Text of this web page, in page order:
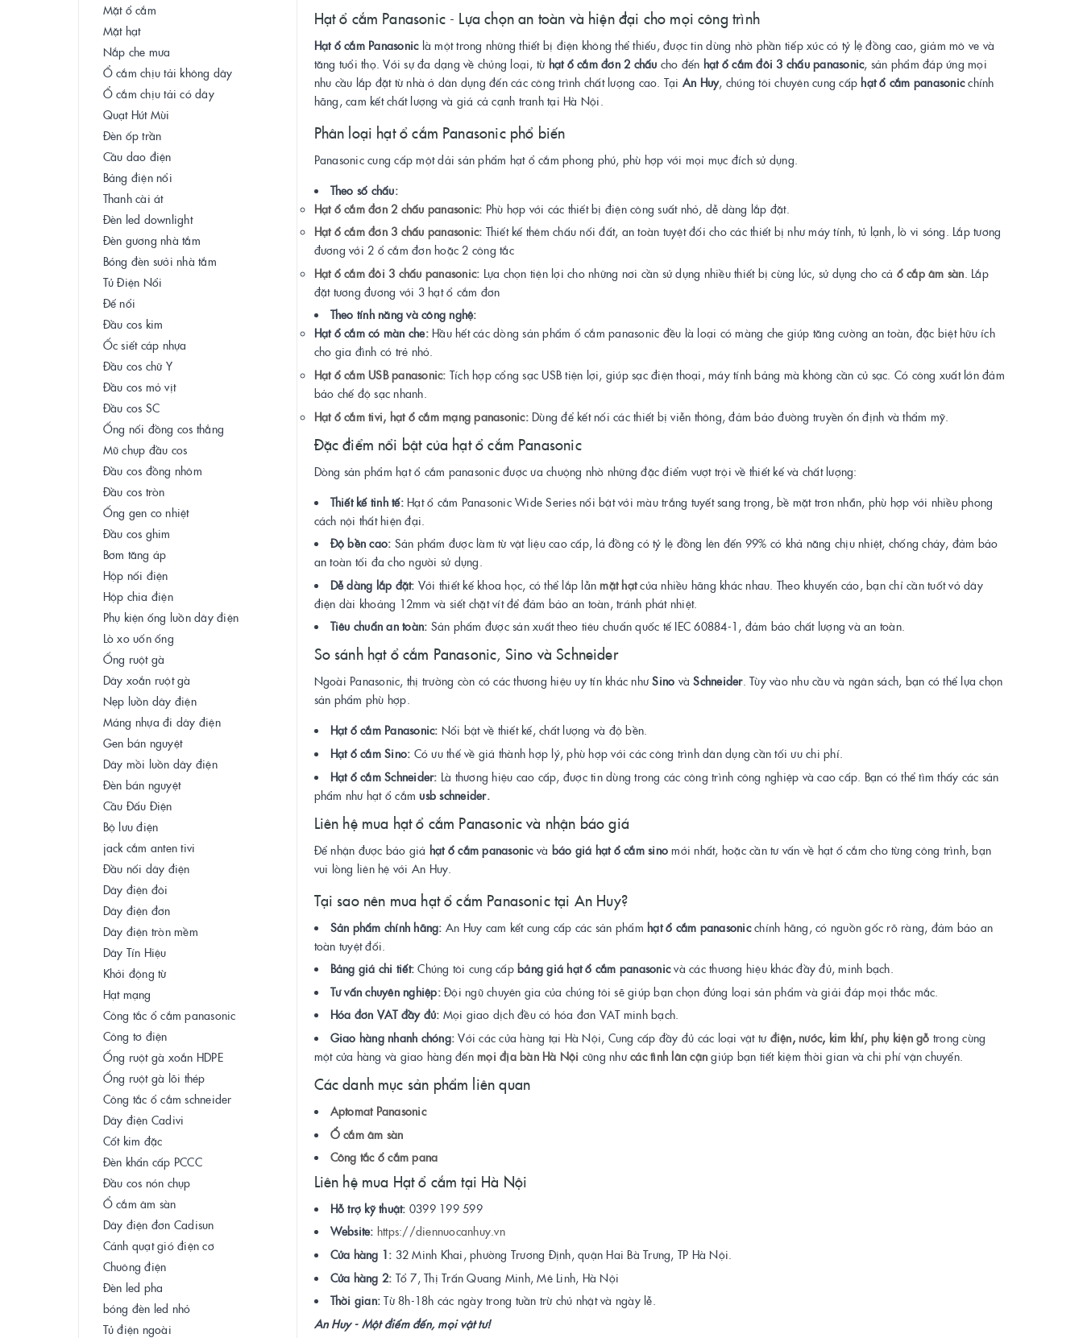
Hạt ổ cắm Panasonic - Lựa chọn an toàn và hiện đại cho mọi công trình
Hạt ổ cắm Panasoniclà một trong những thiết bị điện không thể thiếu, được tin dùng nhờ phần tiếp xúc có tỷ lệ đồng cao, giảm mô ve và
tăng tuổi thọ. Với sự đa dạng về chủng loại, từ hạt ổ cắm đơn 2 chấu cho đến hạt ổ cắm đôi 3 chấu panasonic, sản phẩm đáp ứng mọi
nhu cầu lắp đặt từ nhà ở dân dụng đến các công trình chất lượng cao. Tại An Huy, chúng tôi chuyên cung cấp hạt ổ cắm panasonicchính
hãng, cam kết chất lượng và giá cả cạnh tranh tại Hà Nội.
Phân loại hạt ổ cắm Panasonic phổ biến
Panasonic cung cấp một dải sản phẩm hạt ổ cắm phong phú, phù hợp với mọi mục đích sử dụng.
Theo số chấu:
Hạt ổ cắm đơn 2 chấu panasonic: Phù hợp với các thiết bị điện công suất nhỏ, dễ dàng lắp đặt.
Hạt ổ cắm đơn 3 chấu panasonic: Thiết kế thêm chấu nối đất, an toàn tuyệt đối cho các thiết bị như máy tính, tủ lạnh, lò vi sóng. Lắp tương
đương với 2 ổ cắm đơn hoặc 2 công tắc
Hạt ổ cắm đôi 3 chấu panasonic: Lựa chọn tiện lợi cho những nơi cần sử dụng nhiều thiết bị cùng lúc, sử dụng cho cả ổ cắp âm sàn . Lắp
đặt tương đương với 3 hạt ổ cắm đơn
Theo tính năng và công nghệ:
Hạt ổ cắm có màn che:Hầu hết các dòng sản phẩm ổ cắm panasonic đều là loại có màng che giúp tăng cường an toàn, đặc biệt hữu ích
cho gia đình có trẻ nhỏ.
Hạt ổ cắm USB panasonic: Tích hợp cổng sạc USB tiện lợi, giúp sạc điện thoại, máy tính bảng mà không cần củ sạc. Có công xuất lớn đảm
bảo chế độ sạc nhanh.
Hạt ổ cắm tivi, hạt ổ cắm mạng panasonic: Dùng để kết nối các thiết bị viễn thông, đảm bảo đường truyền ổn định và thẩm mỹ.
Đặc điểm nổi bật của hạt ổ cắm Panasonic
Dòng sản phẩm hạt ổ cắm panasonic được ưa chuộng nhờ những đặc điểm vượt trội về thiết kế và chất lượng:
Thiết kế tinh tế: Hạt ổ cắm Panasonic Wide Series nổi bật với màu trắng tuyết sang trọng, bề mặt trơn nhẵn, phù hợp với nhiều phong
cách nội thất hiện đại.
Độ bền cao: Sản phẩm được làm từ vật liệu cao cấp, lá đồng có tỷ lệ đồng lên đến 99% có khả năng chịu nhiệt, chống cháy, đảm bảo
an toàn tối đa cho người sử dụng.
Dễ dàng lắp đặt: Với thiết kế khoa học, có thể lắp lẫnmặt hạtcủa nhiều hãng khác nhau. Theo khuyến cáo, bạn chỉ cần tuốt vỏ dây
điện dài khoảng 12mm và siết chặt vít để đảm bảo an toàn, tránh phát nhiệt.
Tiêu chuẩn an toàn: Sản phẩm được sản xuất theo tiêu chuẩn quốc tế IEC 60884-1, đảm bảo chất lượng và an toàn.
So sánh hạt ổ cắm Panasonic, Sino và Schneider
Ngoài Panasonic, thị trường còn có các thương hiệu uy tín khác nhưSino và Schneider. Tùy vào nhu cầu và ngân sách, bạn có thể lựa chọn
sản phẩm phù hợp.
Hạt ổ cắm Panasonic: Nổi bật về thiết kế, chất lượng và độ bền.
Hạt ổ cắm Sino: Có ưu thế về giá thành hợp lý, phù hợp với các công trình dân dụng cần tối ưu chi phí.
Hạt ổ cắm Schneider: Là thương hiệu cao cấp, được tin dùng trong các công trình công nghiệp và cao cấp. Bạn có thể tìm thấy các sản
phẩm như hạt ổ cắmusb schneider.
Liên hệ mua hạt ổ cắm Panasonic và nhận báo giá
Để nhận được báo giá hạt ổ cắm panasonicvà báo giá hạt ổ cắm sino mới nhất, hoặc cần tư vấn về hạt ổ cắm cho từng công trình, bạn
vui lòng liên hệ với An Huy.
Tại sao nên mua hạt ổ cắm Panasonic tại An Huy?
Sản phẩm chính hãng: An Huy cam kết cung cấp các sản phẩm hạt ổ cắm panasonicchính hãng, có nguồn gốc rõ ràng, đảm bảo an
toàn tuyệt đối.
Bảng giá chi tiết:Chúng tôi cung cấp bảng giá hạt ổ cắm panasonicvà các thương hiệu khác đầy đủ, minh bạch.
Tư vấn chuyên nghiệp: Đội ngũ chuyên gia của chúng tôi sẽ giúp bạn chọn đúng loại sản phẩm và giải đáp mọi thắc mắc.
Hóa đơn VAT đầy đủ: Mọi giao dịch đều có hóa đơn VAT minh bạch.
Giao hàng nhanh chóng:Với các cửa hàng tại Hà Nội, Cung cấp đầy đủ các loại vật tư điện,nước, kim khí, phụ kiện gỗ trong cùng
một cửa hàng và giao hàng đến mọi địa bàn Hà Nội cũng nhưcác tình lân cận giúp bạn tiết kiệm thời gian và chi phí vận chuyển.
Các danh mục sản phẩm liên quan
Aptomat Panasonic
Ổ cắm âm sàn
Công tắc ổ cắm pana
Liên hệ mua Hạt ổ cắm tại Hà Nội
Hỗ trợ kỹ thuật: 0399 199 599
Website: https://diennuocanhuy.vn
Cửa hàng 1: 32 Minh Khai, phường Trương Định, quận Hai Bà Trưng, TP Hà Nội.
Cửa hàng 2: Tổ 7, Thị Trấn Quang Minh, Mê Linh, Hà Nội
Thời gian: Từ 8h-18h các ngày trong tuần trừ chủ nhật và ngày lễ.
An Huy - Một điểm đến, mọi vật tư!
Mặt ổ cắm
Mặt hạt
Nắp che mưa
Ổ cắm chịu tải không dây
Ổ cắm chịu tải có dây
Quạt Hút Mùi
Đèn ốp trần
Cầu dao điện
Bảng điện nổi
Thanh cài át
Đèn led downlight
Đèn gương nhà tắm
Bóng đèn sưởi nhà tắm
Tủ Điện Nổi
Đế nổi
Đầu cos kim
Ốc siết cáp nhựa
Đầu cos chữ Y
Đầu cos mỏ vịt
Đầu cos SC
Ống nối đồng cos thẳng
Mũ chụp đầu cos
Đầu cos đồng nhôm
Đầu cos tròn
Ống gen co nhiệt
Đầu cos ghim
Bơm tăng áp
Hộp nối điện
Hộp chia điện
Phụ kiện ống luồn dây điện
Lò xo uốn ống
Ống ruột gà
Dây xoắn ruột gà
Nẹp luồn dây điện
Máng nhựa đi dây điện
Gen bán nguyệt
Dây mồi luồn dây điện
Đèn bán nguyệt
Cầu Đấu Điện
Bộ lưu điện
jack cắm anten tivi
Đầu nối dây điện
Dây điện đôi
Dây điện đơn
Dây điện tròn mềm
Dây Tín Hiệu
Khởi động từ
Hạt mạng
Công tắc ổ cắm panasonic
Công tơ điện
Ống ruột gà xoắn HDPE
Ống ruột gà lõi thép
Công tắc ổ cắm schneider
Dây điện Cadivi
Cốt kim đặc
Đèn khẩn cấp PCCC
Đầu cos nón chụp
Ổ cắm âm sàn
Dây điện đơn Cadisun
Cánh quạt gió điện cơ
Chuông điện
Đèn led pha
bóng đèn led nhỏ
Tủ điện ngoài